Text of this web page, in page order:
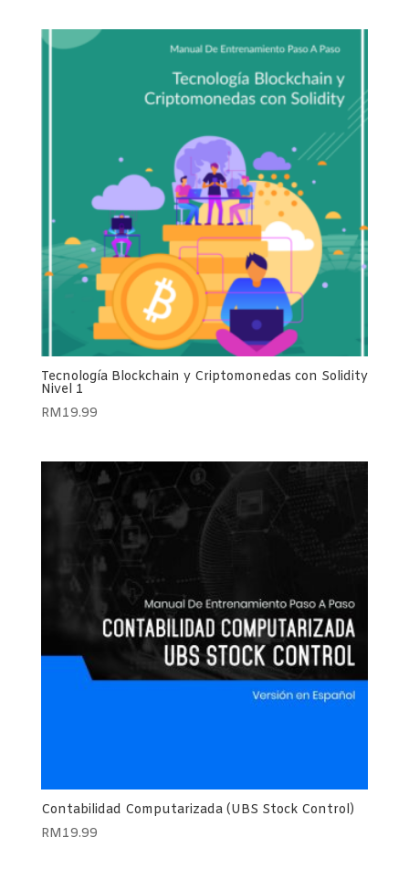
Tecnología Blockchain y Criptomonedas con Solidity
Nivel 1
RM19.99
Contabilidad Computarizada (UBS Stock Control)
RM19.99